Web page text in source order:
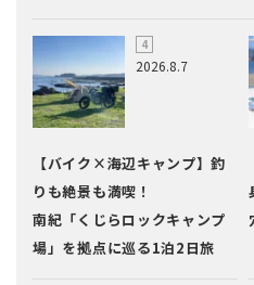
2026.8.7
【バイク×海辺キャンプ】釣
りも絶景も満喫！
南紀「くじらロックキャンプ
場」を拠点に巡る1泊2日旅